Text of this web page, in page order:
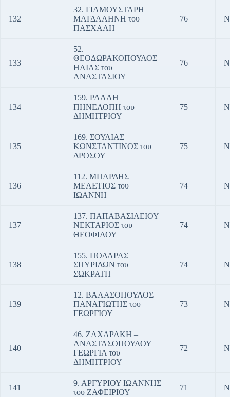
132
32. ΓΙΑΜΟΥΣΤΑΡΗ
ΜΑΓΔΑΛΗΝΗ του
ΠΑΣΧΑΛΗ
76
133
52.
ΘΕΟΔΩΡΑΚΟΠΟΥΛΟΣ
ΗΛΙΑΣ του
ΑΝΑΣΤΑΣΙΟΥ
76
134
159. ΡΑΛΛΗ
ΠΗΝΕΛΟΠΗ του
ΔΗΜΗΤΡΙΟΥ
75
135
169. ΣΟΥΛΙΑΣ
ΚΩΝΣΤΑΝΤΙΝΟΣ του
ΔΡΟΣΟΥ
75
136
112. ΜΠΑΡΔΗΣ
ΜΕΛΕΤΙΟΣ του
ΙΩΑΝΝΗ
74
137
137. ΠΑΠΑΒΑΣΙΛΕΙΟΥ
ΝΕΚΤΑΡΙΟΣ του
ΘΕΟΦΙΛΟΥ
74
138
155. ΠΟΔΑΡΑΣ
ΣΠΥΡΙΔΩΝ του
ΣΩΚΡΑΤΗ
74
139
12. ΒΑΛΑΣΟΠΟΥΛΟΣ
ΠΑΝΑΓΙΩΤΗΣ του
ΓΕΩΡΓΙΟΥ
73
140
46. ΖΑΧΑΡΑΚΗ –
ΑΝΑΣΤΑΣΟΠΟΥΛΟΥ
ΓΕΩΡΓΙΑ του
ΔΗΜΗΤΡΙΟΥ
72
141
9. ΑΡΓΥΡΙΟΥ ΙΩΑΝΝΗΣ
του ΖΑΦΕΙΡΙΟΥ
71